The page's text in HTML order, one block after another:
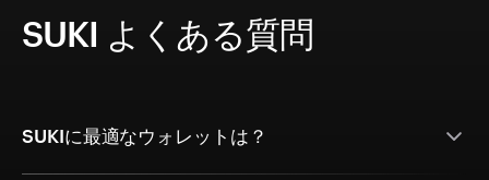
SUKI よくある質問
SUKIに最適なウォレットは？